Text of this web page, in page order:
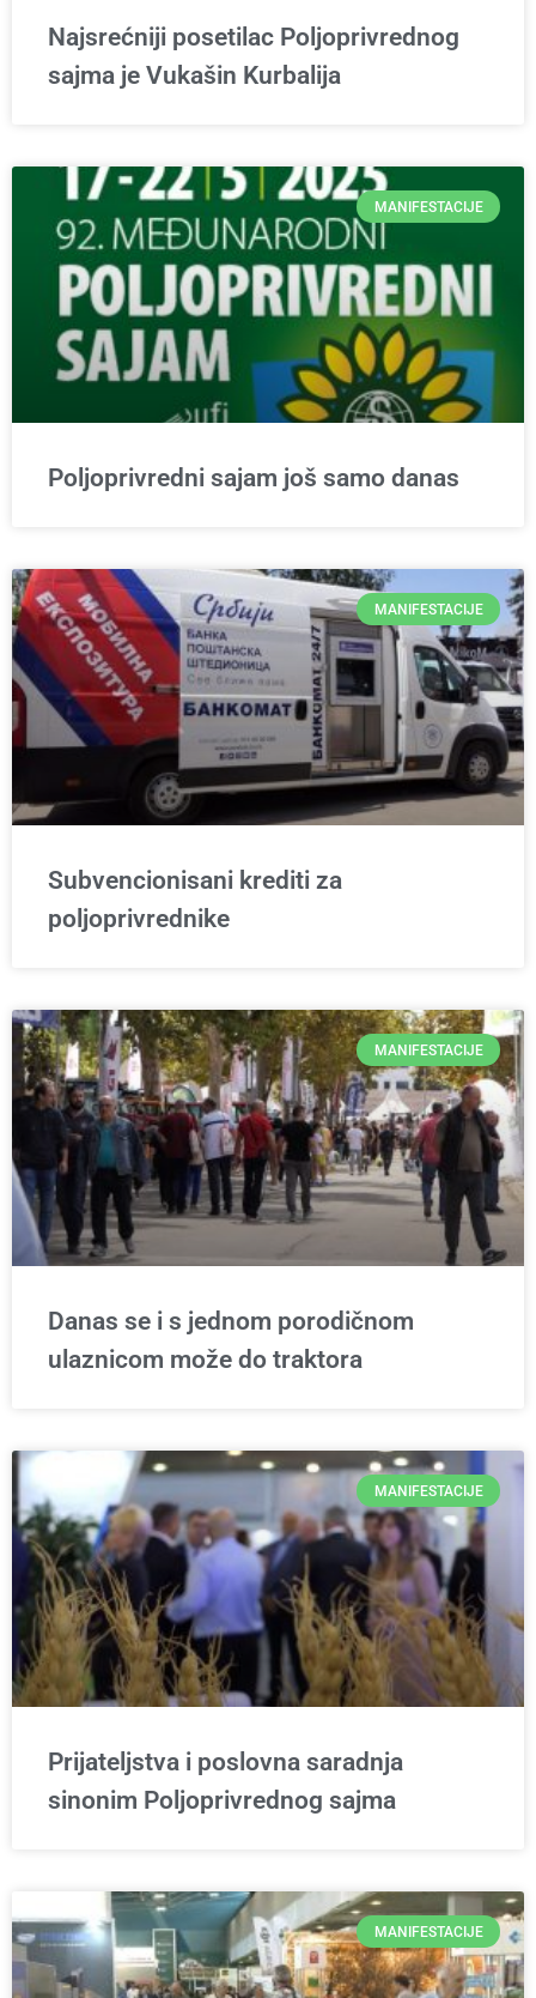
Najsrećniji posetilac Poljoprivrednog
sajma je Vukašin Kurbalija
MANIFESTACIJE
Poljoprivredni sajam još samo danas
MANIFESTACIJE
Subvencionisani krediti za
poljoprivrednike
MANIFESTACIJE
Danas se i s jednom porodičnom
ulaznicom može do traktora
MANIFESTACIJE
Prijateljstva i poslovna saradnja
sinonim Poljoprivrednog sajma
MANIFESTACIJE